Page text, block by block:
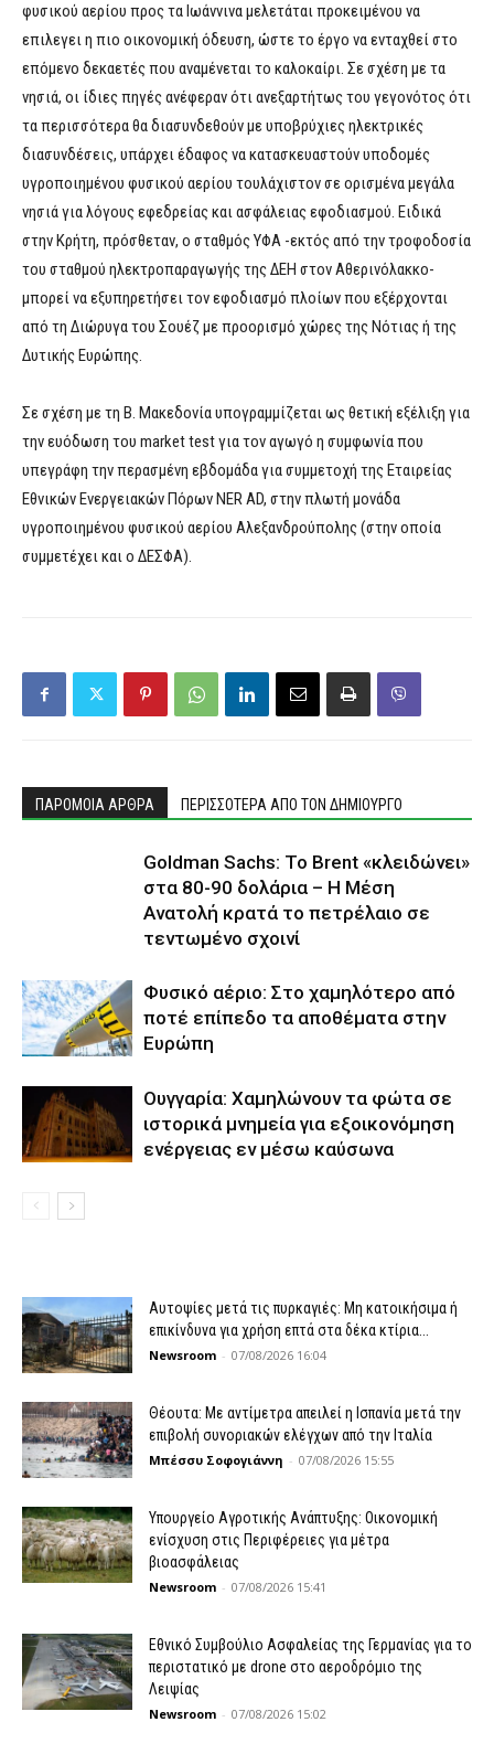
φυσικού αερίου προς τα Ιωάννινα μελετάται προκειμένου να
επιλεγει η πιο οικονομική όδευση, ώστε το έργο να ενταχθεί στο
επόμενο δεκαετές που αναμένεται το καλοκαίρι. Σε σχέση με τα
νησιά, οι ίδιες πηγές ανέφεραν ότι ανεξαρτήτως του γεγονότος ότι
τα περισσότερα θα διασυνδεθούν με υποβρύχιες ηλεκτρικές
διασυνδέσεις, υπάρχει έδαφος να κατασκευαστούν υποδομές
υγροποιημένου φυσικού αερίου τουλάχιστον σε ορισμένα μεγάλα
νησιά για λόγους εφεδρείας και ασφάλειας εφοδιασμού. Ειδικά
στην Κρήτη, πρόσθεταν, ο σταθμός ΥΦΑ -εκτός από την τροφοδοσία
του σταθμού ηλεκτροπαραγωγής της ΔΕΗ στον Αθερινόλακκο-
μπορεί να εξυπηρετήσει τον εφοδιασμό πλοίων που εξέρχονται
από τη Διώρυγα του Σουέζ με προορισμό χώρες της Νότιας ή της
Δυτικής Ευρώπης.
Σε σχέση με τη Β. Μακεδονία υπογραμμίζεται ως θετική εξέλιξη για
την ευόδωση του market test για τον αγωγό η συμφωνία που
υπεγράφη την περασμένη εβδομάδα για συμμετοχή της Εταιρείας
Εθνικών Ενεργειακών Πόρων NER AD, στην πλωτή μονάδα
υγροποιημένου φυσικού αερίου Αλεξανδρούπολης (στην οποία
συμμετέχει και ο ΔΕΣΦΑ).
ΠΑΡΟΜΟΙΑ ΑΡΘΡΑ ΠΕΡΙΣΣΟΤΕΡΑ ΑΠΟ ΤΟΝ ΔΗΜΙΟΥΡΓΟ
Goldman Sachs: Το Brent «κλειδώνει»
στα 80-90 δολάρια – Η Μέση
Ανατολή κρατά το πετρέλαιο σε
τεντωμένο σχοινί
Φυσικό αέριο: Στο χαμηλότερο από
ποτέ επίπεδο τα αποθέματα στην
Ευρώπη
Ουγγαρία: Χαμηλώνουν τα φώτα σε
ιστορικά μνημεία για εξοικονόμηση
ενέργειας εν μέσω καύσωνα
Αυτοψίες μετά τις πυρκαγιές: Μη κατοικήσιμα ή
επικίνδυνα για χρήση επτά στα δέκα κτίρια...
Newsroom - 07/08/2026 16:04
Θέουτα: Με αντίμετρα απειλεί η Ισπανία μετά την
επιβολή συνοριακών ελέγχων από την Ιταλία
Μπέσσυ Σοφογιάννη - 07/08/2026 15:55
Υπουργείο Αγροτικής Ανάπτυξης: Οικονομική
ενίσχυση στις Περιφέρειες για μέτρα
βιοασφάλειας
Newsroom - 07/08/2026 15:41
Εθνικό Συμβούλιο Ασφαλείας της Γερμανίας για το
περιστατικό με drone στο αεροδρόμιο της
Λειψίας
Newsroom - 07/08/2026 15:02